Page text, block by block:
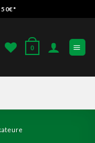
50€*
0